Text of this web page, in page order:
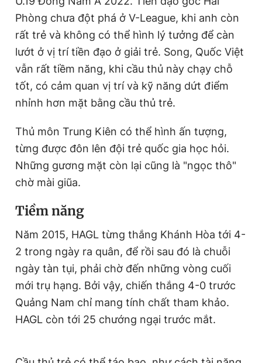
Phòng chưa đột phá ở V-League, khi anh còn
rất trẻ và không có thể hình lý tưởng để càn
lướt ở vị trí tiền đạo ở giải trẻ. Song, Quốc Việt
vẫn rất tiềm năng, khi cầu thủ này chạy chỗ
tốt, có cảm quan vị trí và kỹ năng dứt điểm
nhỉnh hơn mặt bằng cầu thủ trẻ.
Thủ môn Trung Kiên có thể hình ấn tượng,
từng được đôn lên đội trẻ quốc gia học hỏi.
Những gương mặt còn lại cũng là "ngọc thô"
chờ mài giũa.
Tiềm năng
Năm 2015, HAGL từng thắng Khánh Hòa tới 4-
2 trong ngày ra quân, để rồi sau đó là chuỗi
ngày tàn tụi, phải chờ đến những vòng cuối
mới trụ hạng. Bởi vậy, chiến thắng 4-0 trước
Quảng Nam chỉ mang tính chất tham khảo.
HAGL còn tới 25 chướng ngại trước mắt.